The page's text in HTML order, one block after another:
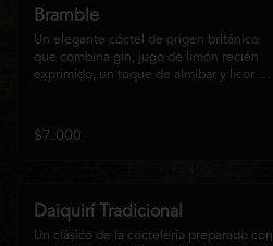
Bramble
Un elegante cóctel de origen británico
que combina gin, jugo de limón recién
exprimido, un toque de almíbar y licor de
dulzor y acidez, es una opción sofisticada
para disfrutar en cualquier momento y
$7.000
Daiquirí Tradicional
Un clásico de la coctelería preparado con